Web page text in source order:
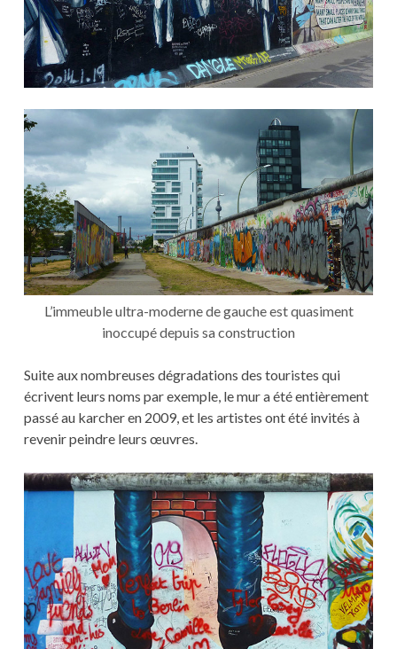
L’immeuble ultra-moderne de gauche est quasiment
inoccupé depuis sa construction
Suite aux nombreuses dégradations des touristes qui
écrivent leurs noms par exemple, le mur a été entièrement
passé au karcher en 2009, et les artistes ont été invités à
revenir peindre leurs œuvres.